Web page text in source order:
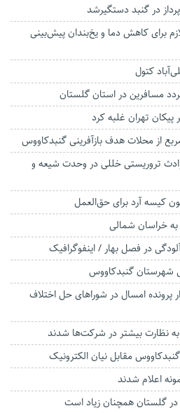
در گنبد دستگیرشد
برای کاهش دما و یخ‌بندان پیش‌بینی
کتول
مسافرین در استان گلستان
پیکان تهران غلبه کرد
تروریستی خللی در وحدت شیعه و
کیسه آرد برای حق‌العمل‌
خراسان شمالی
در فصل بهار / اینفوگرافیک
شهرستان گنبدکاووس
شدن نزدیک به ۲۰ هزار پرونده امسال در شورا‌های حل اختلاف
نظارت بیشتر در شرکت‌ها شدند
مقابل نیان الکترونیک‌
گلستان همچنان زیاد است